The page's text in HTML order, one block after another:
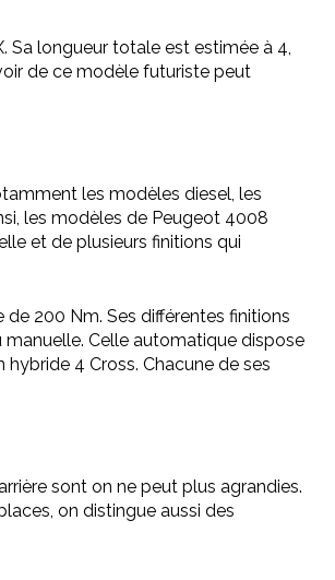
Sa longueur totale est estimée à 4,
de ce modèle futuriste peut
les modèles diesel, les
les modèles de Peugeot 4008
et de plusieurs finitions qui
200 Nm. Ses différentes finitions
Celle automatique dispose
4 Cross. Chacune de ses
sont on ne peut plus agrandies.
on distingue aussi des